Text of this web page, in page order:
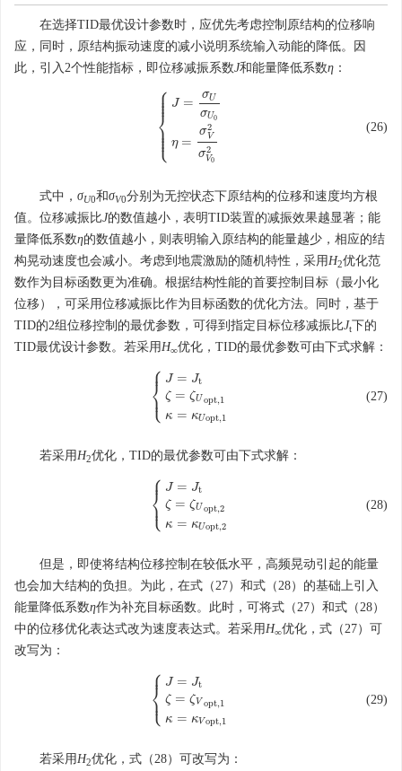
在选择TID最优设计参数时，应优先考虑控制原结构的位移响
应，同时，原结构振动速度的减小说明系统输入动能的降低。因
此，引入2个性能指标，即位移减振系数J和能量降低系数η ：
⎧
⎩
⎨
⎪
⎪
⎪⎪
⎪
⎪⎪⎪
J =
σU
σU0
η =
σ2
V
σ2
V0
{J U0 (26)
式中， σU0和σV0分别为无控状态下原结构的位移和速度均方根
值。位移减振比J的数值越小，表明TID装置的减振效果越显著；能
量降低系数η的数值越小，则表明输入原结构的能量越少，相应的结
构晃动速度也会减小。考虑到地震激励的随机特性，采用 H2优化范
数作为目标函数更为准确。根据结构性能的首要控制目标（最小化
位移），可采用位移减振比作为目标函数的优化方法。同时，基于
TID的2组位移控制的最优参数，可得到指定目标位移减振比Jt下的
TID最优设计参数。若采用 H∞优化，TID的最优参数可由下式求解：
⎧
⎩
⎨⎪
⎪
J = Jt
ζ = ζU opt,1
κ = κUopt,1
{J =J tζ= ζUopt ,1 (27)
若采用 H2优化，TID的最优参数可由下式求解：
⎧
⎩
⎨⎪
⎪
J = Jt
ζ = ζU opt,2
κ = κUopt,2
{J =J tζ= ζUopt ,2 (28)
但是，即使将结构位移控制在较低水平，高频晃动引起的能量
也会加大结构的负担。为此，在式（27）和式（28）的基础上引入
能量降低系数η作为补充目标函数。此时，可将式（27）和式（28）
中的位移优化表达式改为速度表达式。若采用 H∞优化，式（27）可
改写为：
⎧
⎩
⎨⎪
⎪
J = Jt
ζ = ζV opt,1
κ = κVopt,1
{J =J tζ= ζVopt ,1 (29)
若采用 H2优化，式（28）可改写为：